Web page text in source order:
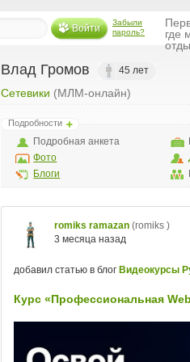
Войти
Забыли
пароль?
где
Влад Громов 45 лет
Сетевики (МЛМ-онлайн)
Подробности
Подробная анкета
Фото
Блоги